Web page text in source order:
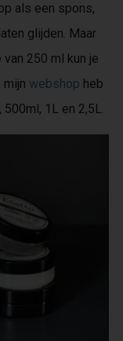
als een spons,
glijden. Maar
250 ml kun je
mijn webshop heb
1L en 2,5L.